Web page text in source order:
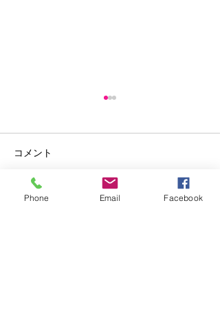
コメント
Phone Email Facebook